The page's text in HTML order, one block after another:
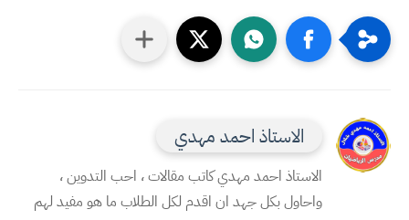
الاستاذ احمد مهدي
الاستاذ احمد مهدي كاتب مقالات ، احب التدوين ،
واحاول بكل جهد ان اقدم لكل الطلاب ما هو مفيد لهم